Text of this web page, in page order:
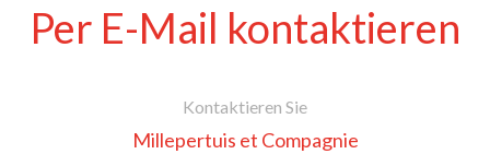
Per E-Mail kontaktieren
Kontaktieren Sie
Millepertuis et Compagnie